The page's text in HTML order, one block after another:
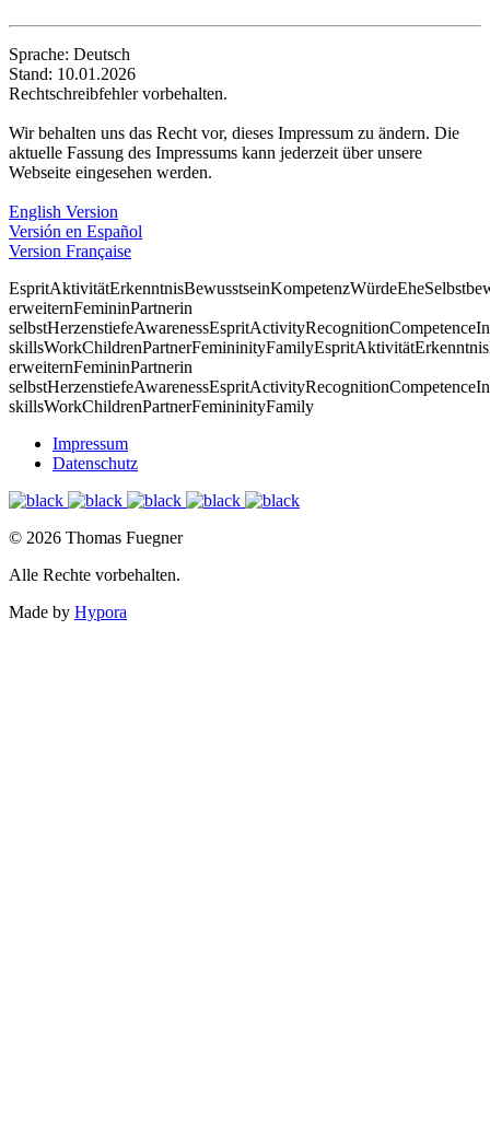
Sprache: Deutsch
Stand: 10.01.2026
Rechtschreibfehler vorbehalten.
Wir behalten uns das Recht vor, dieses Impressum zu ändern. Die
aktuelle Fassung des Impressums kann jederzeit über unsere
Webseite eingesehen werden.
English Version
Versión en Español
Version Française
EspritAktivitätErkenntnisBewusstseinKompetenzWürdeEhe
erweiternFemininPartnerin
selbstHerzenstiefeAwarenessEspritActivityRecognitionCompetence
skillsWorkChildrenPartnerFemininityFamilyEspritAktivitätErkenntnis
erweiternFemininPartnerin
selbstHerzenstiefeAwarenessEspritActivityRecognitionCompetence
skillsWorkChildrenPartnerFemininityFamily
Impressum
Datenschutz
© 2026 Thomas Fuegner
Alle Rechte vorbehalten.
Made by Hypora